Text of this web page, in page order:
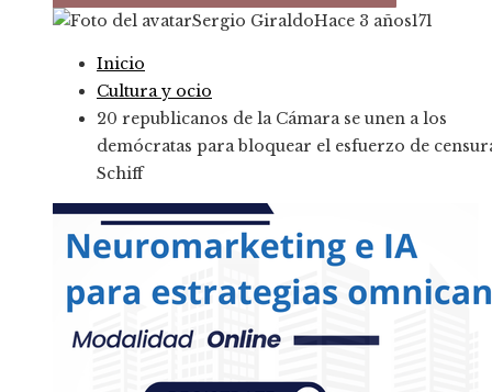
Sergio GiraldoHace 3 años171
Inicio
Cultura y ocio
20 republicanos de la Cámara se unen a los
demócratas para bloquear el esfuerzo de
Schiff